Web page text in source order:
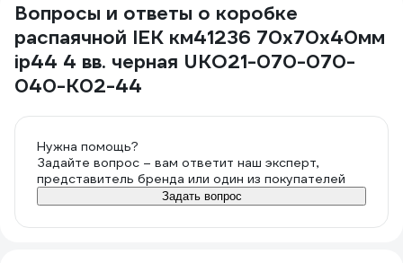
Вопросы и ответы о коробке
распаячной IEK км41236 70x70x40мм
ip44 4 вв. черная UKO21-070-070-
040-K02-44
Нужна помощь?
Задайте вопрос – вам ответит наш эксперт,
представитель бренда или один из покупателей
Задать вопрос